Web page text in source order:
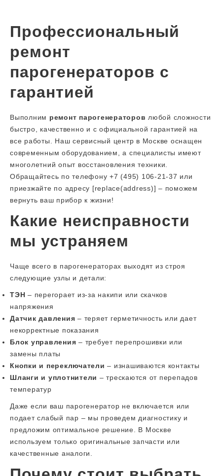
Профессиональный
ремонт
парогенераторов с
гарантией
Выполним ремонт парогенераторов любой сложности
быстро, качественно и с официальной гарантией на
все работы. Наш сервисный центр в Москве оснащен
современным оборудованием, а специалисты имеют
многолетний опыт восстановления техники.
Обращайтесь по телефону +7 (495) 106-21-37 или
приезжайте по адресу [replace(address)] – поможем
вернуть ваш прибор к жизни!
Какие неисправности
мы устраняем
Чаще всего в парогенераторах выходят из строя
следующие узлы и детали:
ТЭН – перегорает из-за накипи или скачков
напряжения
Датчик давления – теряет герметичность или дает
некорректные показания
Блок управления – требует перепрошивки или
замены платы
Кнопки и переключатели – изнашиваются контакты
Шланги и уплотнители – трескаются от перепадов
температур
Даже если ваш парогенератор не включается или
подает слабый пар – мы проведем диагностику и
предложим оптимальное решение. В Москве
используем только оригинальные запчасти или
качественные аналоги.